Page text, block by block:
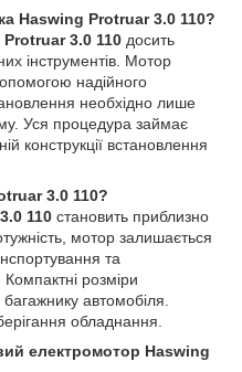
Haswing Protruar 3.0 110?
3.0 110 досить
інструментів. Мотор
надійного
необхідно лише
Уся процедура займає
конструкції встановлення
3.0 110?
110 становить приблизно
мотор залишається
та
розміри
автомобіля.
обладнання.
електромотор Haswing